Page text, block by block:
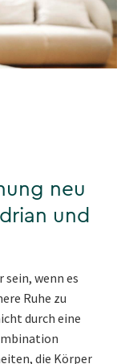
neu
und
wenn es
Ruhe zu
durch eine
die Körper